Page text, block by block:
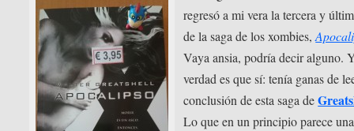
regresó a mi vera la tercera y
de la saga de los xombies,
Vaya ansia, podría decir alguno.
verdad es que sí: tenía ganas de
conclusión de esta saga de
Lo que en un principio parece